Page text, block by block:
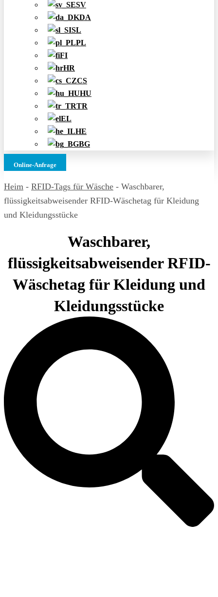
SV
DA
SL
PL
FI
HR
CS
HU
TR
EL
HE
BG
Online-Anfrage
Heim - RFID-Tags für Wäsche - Waschbarer,
flüssigkeitsabweisender RFID-Wäschetag für Kleidung
und Kleidungsstücke
Waschbarer,
flüssigkeitsabweisender RFID-
Wäschetag für Kleidung und
Kleidungsstücke